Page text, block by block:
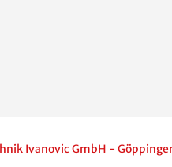
Ivanovic GmbH -